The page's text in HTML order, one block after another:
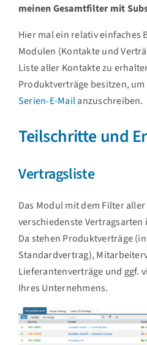
meinen Gesamtfilter mit
Hier mal ein relativ einfaches
Modulen (Kontakte und
Liste aller Kontakte zu
Produktverträge besitzen,
Serien-E-Mailanzuschreiben.
Teilschritte und
Vertragsliste
Das Modul mit dem Filter
verschiedenste Vertragsarten
Da stehen Produktverträge
Standardvertrag),
Lieferantenverträge und ggf.
Ihres Unternehmens.